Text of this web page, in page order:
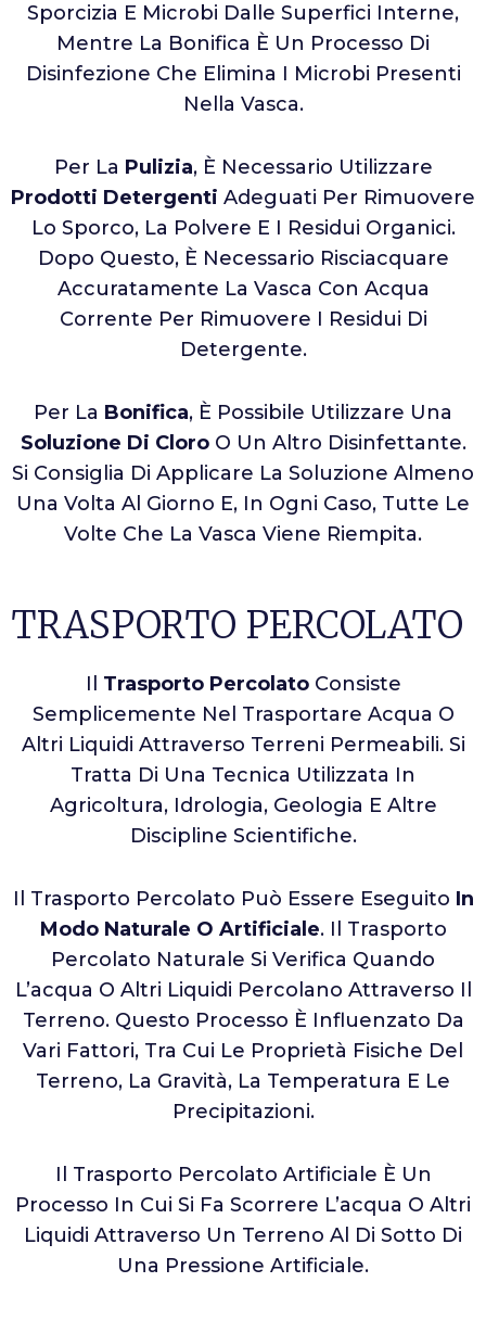
Sporcizia E Microbi Dalle Superfici Interne,
Mentre La Bonifica È Un Processo Di
Disinfezione Che Elimina I Microbi Presenti
Nella Vasca.
Per La Pulizia, È Necessario Utilizzare
Prodotti Detergenti Adeguati Per Rimuovere
Lo Sporco, La Polvere E I Residui Organici.
Dopo Questo, È Necessario Risciacquare
Accuratamente La Vasca Con Acqua
Corrente Per Rimuovere I Residui Di
Detergente.
Per La Bonifica, È Possibile Utilizzare Una
Soluzione Di CloroO Un Altro Disinfettante.
Si Consiglia Di Applicare La Soluzione Almeno
Una Volta Al Giorno E, In Ogni Caso, Tutte Le
Volte Che La Vasca Viene Riempita.
TRASPORTO PERCOLATO
Il Trasporto PercolatoConsiste
Semplicemente Nel Trasportare Acqua O
Altri Liquidi Attraverso Terreni Permeabili. Si
Tratta Di Una Tecnica Utilizzata In
Agricoltura, Idrologia, Geologia E Altre
Discipline Scientifiche.
Il Trasporto Percolato Può Essere Eseguito In
Modo Naturale O Artificiale. Il Trasporto
Percolato Naturale Si Verifica Quando
L’acqua O Altri Liquidi Percolano Attraverso Il
Terreno. Questo Processo È Influenzato Da
Vari Fattori, Tra Cui Le Proprietà Fisiche Del
Terreno, La Gravità, La Temperatura E Le
Precipitazioni.
Il Trasporto Percolato Artificiale È Un
Processo In Cui Si Fa Scorrere L’acqua O Altri
Liquidi Attraverso Un Terreno Al Di Sotto Di
Una Pressione Artificiale.